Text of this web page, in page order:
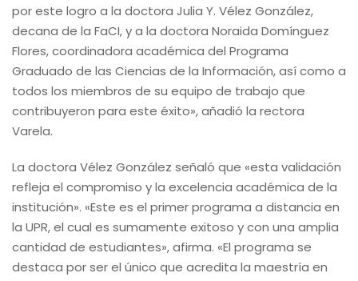
por este logro a la doctora Julia Y. Vélez González,
decana de la FaCI, y a la doctora Noraida Domínguez
Flores, coordinadora académica del Programa
Graduado de las Ciencias de la Información, así como a
todos los miembros de su equipo de trabajo que
contribuyeron para este éxito», añadió la rectora
Varela.
La doctora Vélez González señaló que «esta validación
refleja el compromiso y la excelencia académica de la
institución». «Este es el primer programa a distancia en
la UPR, el cual es sumamente exitoso y con una amplia
cantidad de estudiantes», afirma. «El programa se
destaca por ser el único que acredita la maestría en